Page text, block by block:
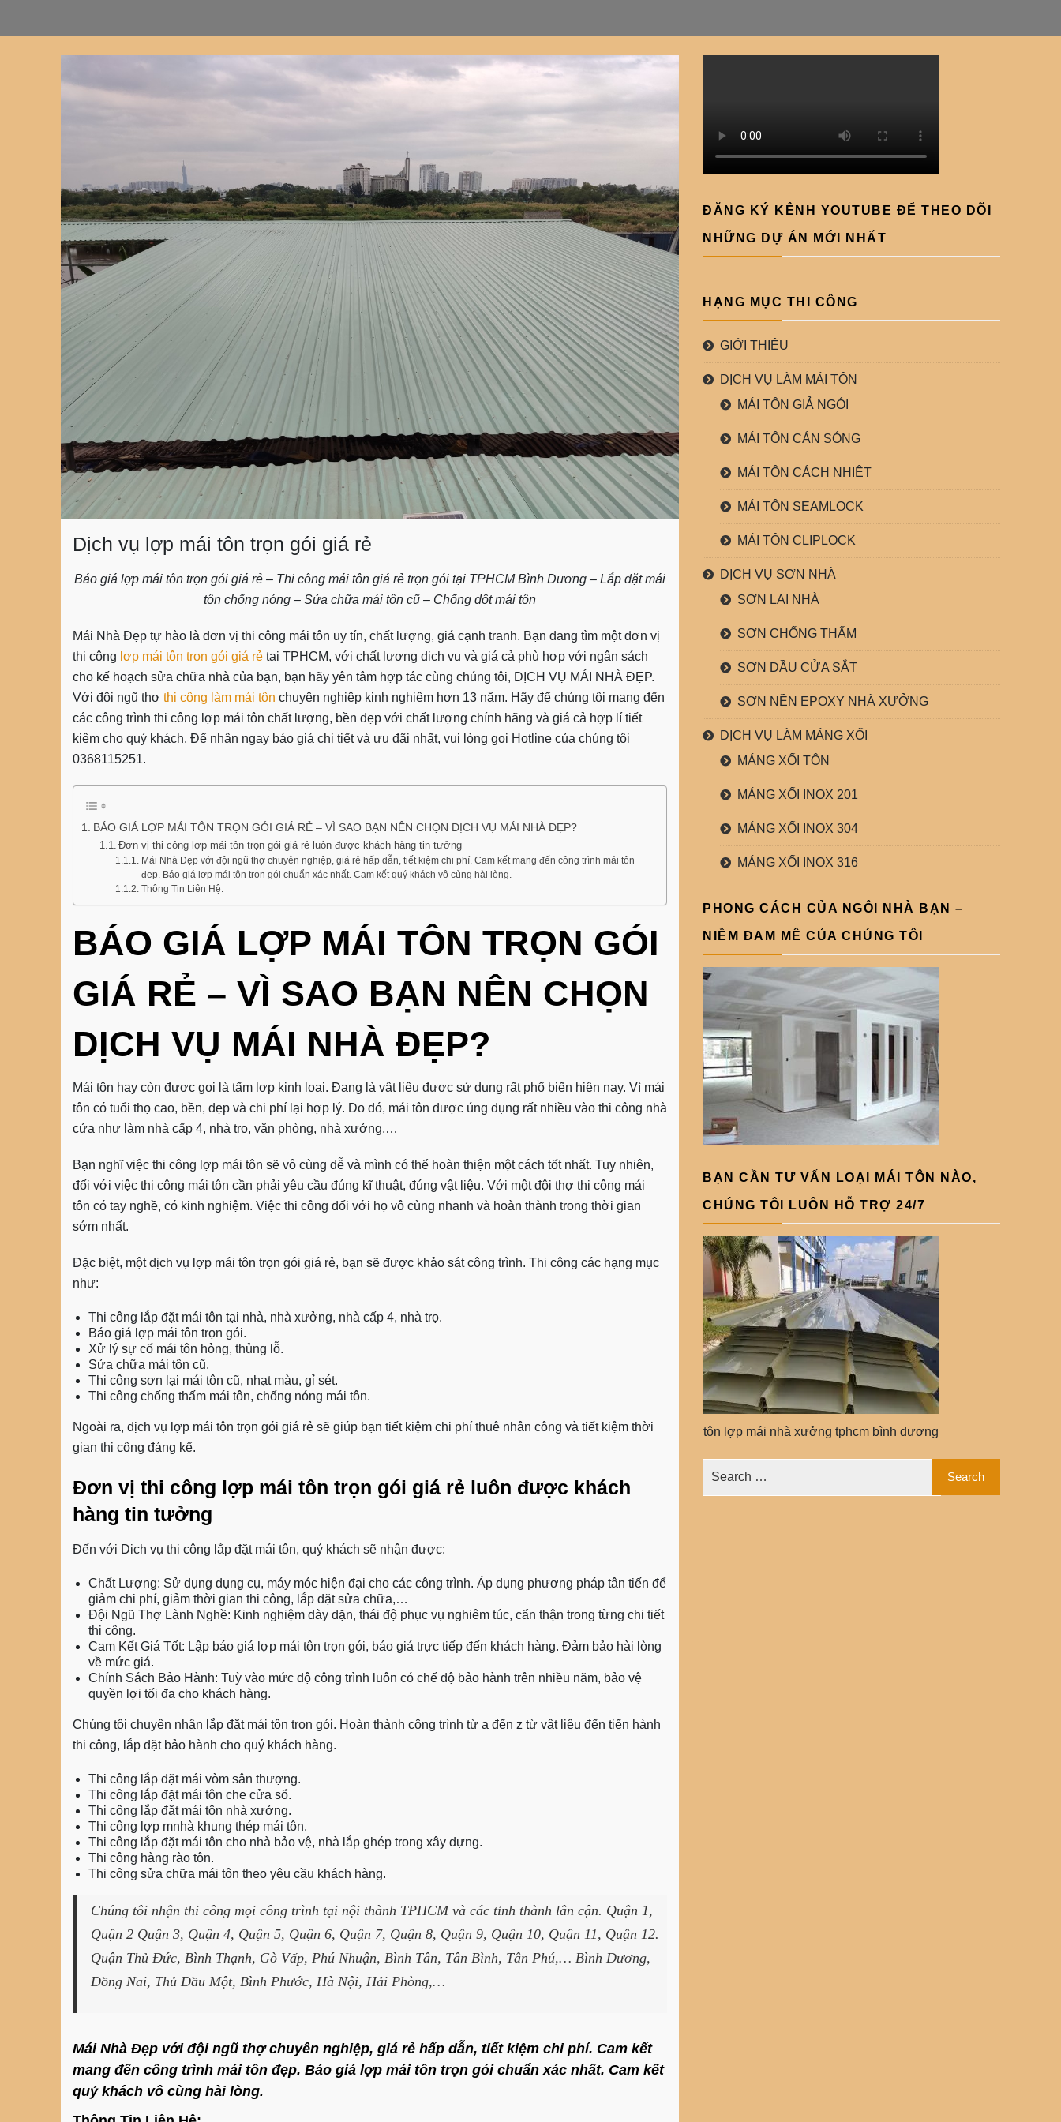
Dịch vụ lợp mái tôn trọn gói giá rẻ
Báo giá lợp mái tôn trọn gói giá rẻ – Thi công mái tôn giá rẻ trọn gói tại TPHCM Bình Dương – Lắp đặt mái
tôn chống nóng – Sửa chữa mái tôn cũ – Chống dột mái tôn
Mái Nhà Đẹp tự hào là đơn vị thi công mái tôn uy tín, chất lượng, giá cạnh tranh. Bạn đang tìm một đơn vị
thi công lợp mái tôn trọn gói giá rẻ tại TPHCM, với chất lượng dịch vụ và giá cả phù hợp với ngân sách
cho kế hoạch sửa chữa nhà của bạn, bạn hãy yên tâm hợp tác cùng chúng tôi, DỊCH VỤ MÁI NHÀ ĐẸP.
Với đội ngũ thợ thi công làm mái tôn chuyên nghiệp kinh nghiệm hơn 13 năm. Hãy để chúng tôi mang đến
các công trình thi công lợp mái tôn chất lượng, bền đẹp với chất lượng chính hãng và giá cả hợp lí tiết
kiệm cho quý khách. Để nhận ngay báo giá chi tiết và ưu đãi nhất, vui lòng gọi Hotline của chúng tôi
0368115251.
BÁO GIÁ LỢP MÁI TÔN TRỌN GÓI GIÁ RẺ – VÌ SAO BẠN NÊN CHỌN DỊCH VỤ MÁI NHÀ ĐẸP?
Đơn vị thi công lợp mái tôn trọn gói giá rẻ luôn được khách hàng tin tưởng
Mái Nhà Đẹp với đội ngũ thợ chuyên nghiệp, giá rẻ hấp dẫn, tiết kiệm chi phí. Cam kết mang đến công trình mái tôn
đẹp. Báo giá lợp mái tôn trọn gói chuẩn xác nhất. Cam kết quý khách vô cùng hài lòng.
Thông Tin Liên Hệ:
BÁO GIÁ LỢP MÁI TÔN TRỌN GÓI
GIÁ RẺ – VÌ SAO BẠN NÊN CHỌN
DỊCH VỤ MÁI NHÀ ĐẸP?
Mái tôn hay còn được gọi là tấm lợp kinh loại. Đang là vật liệu được sử dụng rất phổ biến hiện nay. Vì mái
tôn có tuổi thọ cao, bền, đẹp và chi phí lại hợp lý. Do đó, mái tôn được úng dụng rất nhiều vào thi công nhà
cửa như làm nhà cấp 4, nhà trọ, văn phòng, nhà xưởng,…
Bạn nghĩ việc thi công lợp mái tôn sẽ vô cùng dễ và mình có thể hoàn thiện một cách tốt nhất. Tuy nhiên,
đối với việc thi công mái tôn cần phải yêu cầu đúng kĩ thuật, đúng vật liệu. Với một đội thợ thi công mái
tôn có tay nghề, có kinh nghiệm. Việc thi công đối với họ vô cùng nhanh và hoàn thành trong thời gian
sớm nhất.
Đặc biệt, một dịch vụ lợp mái tôn trọn gói giá rẻ, bạn sẽ được khảo sát công trình. Thi công các hạng mục
như:
Thi công lắp đặt mái tôn tại nhà, nhà xưởng, nhà cấp 4, nhà trọ.
Báo giá lợp mái tôn trọn gói.
Xử lý sự cố mái tôn hỏng, thủng lỗ.
Sửa chữa mái tôn cũ.
Thi công sơn lại mái tôn cũ, nhạt màu, gỉ sét.
Thi công chống thấm mái tôn, chống nóng mái tôn.
Ngoài ra, dịch vụ lợp mái tôn trọn gói giá rẻ sẽ giúp bạn tiết kiệm chi phí thuê nhân công và tiết kiệm thời
gian thi công đáng kể.
Đơn vị thi công lợp mái tôn trọn gói giá rẻ luôn được khách
hàng tin tưởng
Đến với Dich vụ thi công lắp đặt mái tôn, quý khách sẽ nhận được:
Chất Lượng: Sử dụng dụng cụ, máy móc hiện đại cho các công trình. Áp dụng phương pháp tân tiến để
giảm chi phí, giảm thời gian thi công, lắp đặt sửa chữa,…
Đội Ngũ Thợ Lành Nghề: Kinh nghiệm dày dặn, thái độ phục vụ nghiêm túc, cẩn thận trong từng chi tiết
thi công.
Cam Kết Giá Tốt: Lập báo giá lợp mái tôn trọn gói, báo giá trực tiếp đến khách hàng. Đảm bảo hài lòng
về mức giá.
Chính Sách Bảo Hành: Tuỳ vào mức độ công trình luôn có chế độ bảo hành trên nhiều năm, bảo vệ
quyền lợi tối đa cho khách hàng.
Chúng tôi chuyên nhận lắp đặt mái tôn trọn gói. Hoàn thành công trình từ a đến z từ vật liệu đến tiến hành
thi công, lắp đặt bảo hành cho quý khách hàng.
Thi công lắp đặt mái vòm sân thượng.
Thi công lắp đặt mái tôn che cửa sổ.
Thi công lắp đặt mái tôn nhà xưởng.
Thi công lợp mnhà khung thép mái tôn.
Thi công lắp đặt mái tôn cho nhà bảo vệ, nhà lắp ghép trong xây dựng.
Thi công hàng rào tôn.
Thi công sửa chữa mái tôn theo yêu cầu khách hàng.
Chúng tôi nhận thi công mọi công trình tại nội thành TPHCM và các tỉnh thành lân cận. Quận 1,
Quận 2 Quận 3, Quận 4, Quận 5, Quận 6, Quận 7, Quận 8, Quận 9, Quận 10, Quận 11, Quận 12.
Quận Thủ Đức, Bình Thạnh, Gò Vấp, Phú Nhuận, Bình Tân, Tân Bình, Tân Phú,… Bình Dương,
Đồng Nai, Thủ Dầu Một, Bình Phước, Hà Nội, Hải Phòng,…
Mái Nhà Đẹp với đội ngũ thợ chuyên nghiệp, giá rẻ hấp dẫn, tiết kiệm chi phí. Cam kết
mang đến công trình mái tôn đẹp. Báo giá lợp mái tôn trọn gói chuẩn xác nhất. Cam kết
quý khách vô cùng hài lòng.
ĐĂNG KÝ KÊNH YOUTUBE ĐỂ THEO DÕI
NHỮNG DỰ ÁN MỚI NHẤT
HẠNG MỤC THI CÔNG
GIỚI THIỆU
DỊCH VỤ LÀM MÁI TÔN
MÁI TÔN GIẢ NGÓI
MÁI TÔN CÁN SÓNG
MÁI TÔN CÁCH NHIỆT
MÁI TÔN SEAMLOCK
MÁI TÔN CLIPLOCK
DỊCH VỤ SƠN NHÀ
SƠN LẠI NHÀ
SƠN CHỐNG THẤM
SƠN DẦU CỬA SẮT
SƠN NỀN EPOXY NHÀ XƯỞNG
DỊCH VỤ LÀM MÁNG XỐI
MÁNG XỐI TÔN
MÁNG XỐI INOX 201
MÁNG XỐI INOX 304
MÁNG XỐI INOX 316
PHONG CÁCH CỦA NGÔI NHÀ BẠN –
NIỀM ĐAM MÊ CỦA CHÚNG TÔI
BẠN CẦN TƯ VẤN LOẠI MÁI TÔN NÀO,
CHÚNG TÔI LUÔN HỖ TRỢ 24/7
tôn lợp mái nhà xưởng tphcm bình dương